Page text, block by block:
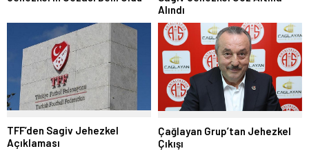
Alındı
TFF’den Sagiv Jehezkel
Açıklaması
Çağlayan Grup’tan Jehezkel
Çıkışı